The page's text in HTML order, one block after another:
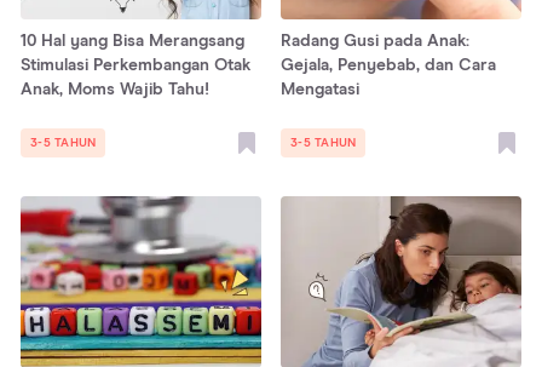
10 Hal yang Bisa Merangsang
Stimulasi Perkembangan Otak
Anak, Moms Wajib Tahu!
3-5 TAHUN
Radang Gusi pada Anak:
Gejala, Penyebab, dan Cara
Mengatasi
3-5 TAHUN